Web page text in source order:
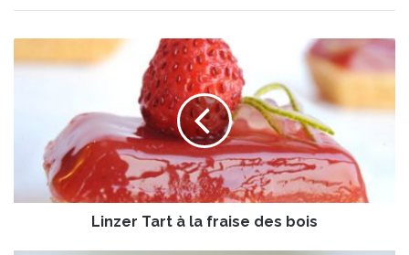
i
r
Linzer Tart à la fraise des bois